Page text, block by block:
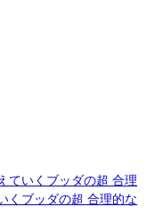
ていくブッダの超 合理
くブッダの超 合理的な